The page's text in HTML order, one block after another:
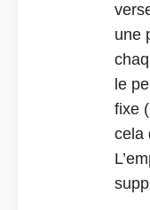
une
le
fixe
cela